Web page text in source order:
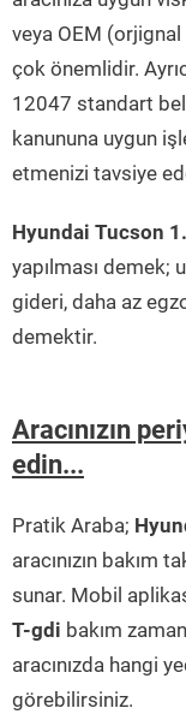
veya OEM (orjignal
çok önemlidir.
12047 standart
kanununa uygun
etmenizi tavsiye
Hyundai Tucson
yapılması demek;
gideri, daha az
demektir.
Aracınızın
edin...
Pratik Araba;
aracınızın
sunar. Mobil
T-gdi bakım
aracınızda hangi
görebilirsiniz.